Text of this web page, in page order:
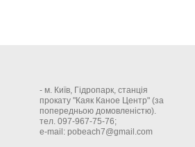
- м. Київ, Гідропарк, станція
прокату "Каяк Каное Центр" (за
попередньою домовленістю).
тел. 097-967-75-76;
e-mail: pobeach7@gmail.com